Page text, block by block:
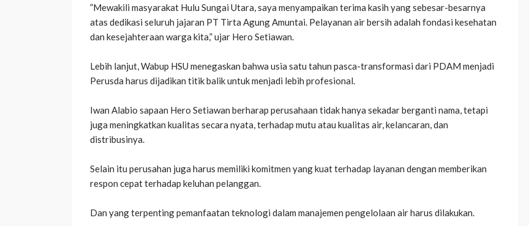
‎​”Mewakili masyarakat Hulu Sungai Utara, saya menyampaikan terima kasih yang sebesar-besarnya
atas dedikasi seluruh jajaran PT Tirta Agung Amuntai. Pelayanan air bersih adalah fondasi kesehatan
dan kesejahteraan warga kita,” ujar Hero Setiawan.
‎​Lebih lanjut, Wabup HSU menegaskan bahwa usia satu tahun pasca-transformasi dari PDAM menjadi
Perusda harus dijadikan titik balik untuk menjadi lebih profesional.
‎Iwan Alabio sapaan Hero Setiawan berharap perusahaan tidak hanya sekadar berganti nama, tetapi
juga meningkatkan kualitas secara nyata, terhadap mutu atau kualitas air, kelancaran, dan
distribusinya.
‎​Selain itu perusahan juga harus memiliki komitmen yang kuat terhadap layanan dengan memberikan
respon cepat terhadap keluhan pelanggan.
‎​Dan yang terpenting pemanfaatan teknologi dalam manajemen pengelolaan air harus dilakukan.